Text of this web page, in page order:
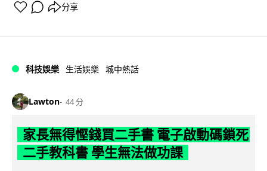
分享
科技娛樂 生活娛樂 城中熱話
Lawton 44 分
家長無得慳錢買二手書 電子啟動碼鎖死
二手教科書 學生無法做功課